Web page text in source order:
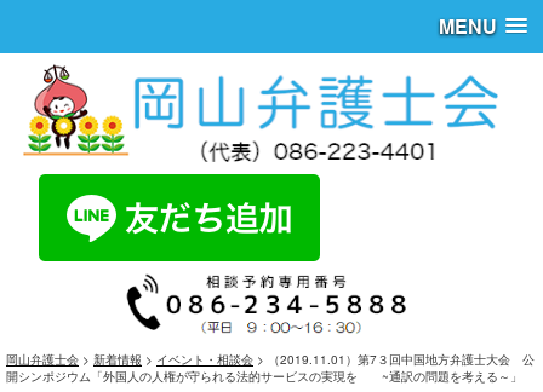
MENU
岡山弁護士会 > 新着情報 > イベント・相談会 >
（2019.11.01）第7３回中国地方弁護士大会 公
開シンポジウム「外国人の人権が守られる法的サービスの実現を ~通訳の問題を考える～」